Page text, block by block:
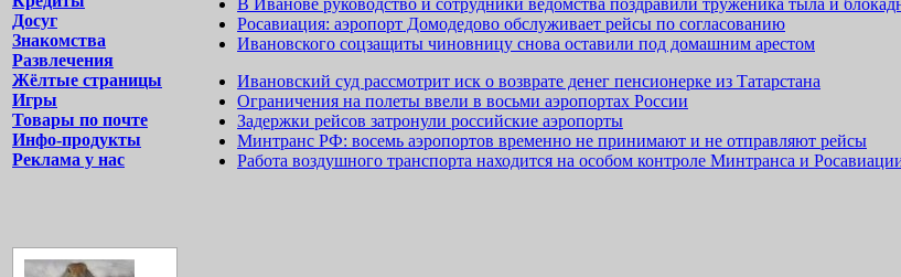
Досуг
Знакомства
Развлечения
Жёлтые страницы
Игры
Товары по почте
Инфо-продукты
Реклама у нас
Росавиация: аэропорт Домодедово обслуживает рейсы по согласованию
Ивановского соцзащиты чиновницу снова оставили под домашним арестом
Ивановский суд рассмотрит иск о возврате денег пенсионерке из Татарстана
Ограничения на полеты ввели в восьми аэропортах России
Задержки рейсов затронули российские аэропорты
Минтранс РФ: восемь аэропортов временно не принимают и не отправляют рейсы
Работа воздушного транспорта находится на особом контроле Минтранса и